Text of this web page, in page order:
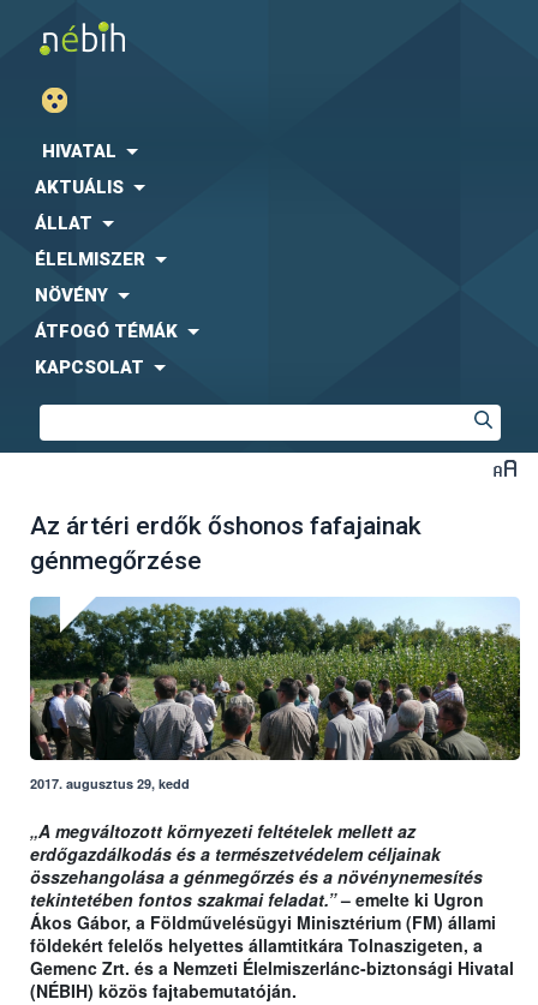
HIVATAL
AKTUÁLIS
ÁLLAT
ÉLELMISZER
NÖVÉNY
ÁTFOGÓ TÉMÁK
KAPCSOLAT
Az ártéri erdők őshonos fafajainak
génmegőrzése
2017. augusztus 29, kedd
„A megváltozott környezeti feltételek mellett az
erdőgazdálkodás és a természetvédelem céljainak
összehangolása a génmegőrzés és a növénynemesítés
tekintetében fontos szakmai feladat.”– emelte ki Ugron
Ákos Gábor, a Földművelésügyi Minisztérium (FM) állami
földekért felelős helyettes államtitkára Tolnaszigeten, a
Gemenc Zrt. és a Nemzeti Élelmiszerlánc-biztonsági Hivatal
(NÉBIH) közös fajtabemutatóján.